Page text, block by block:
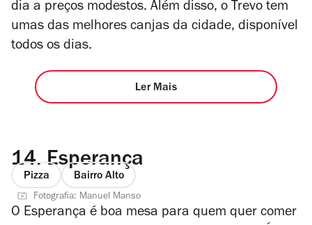
dia a preços modestos. Além disso, o Trevo tem
umas das melhores canjas da cidade, disponível
todos os dias.
Ler Mais
14. Esperança
Pizza Bairro Alto
Fotografia: Manuel Manso
O Esperança é boa mesa para quem quer comer